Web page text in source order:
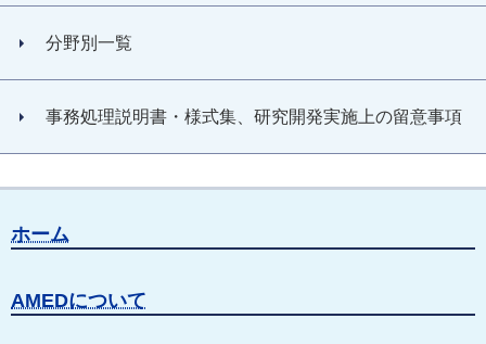
分野別一覧
事務処理説明書・様式集、研究開発実施上の留意事項
ホーム
AMEDについて